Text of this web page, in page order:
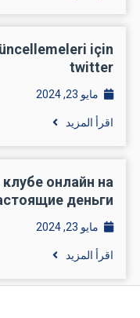
için
twitter
مايو 23, 2024
اقرأ المزيد
онлайн на
деньги
مايو 23, 2024
اقرأ المزيد